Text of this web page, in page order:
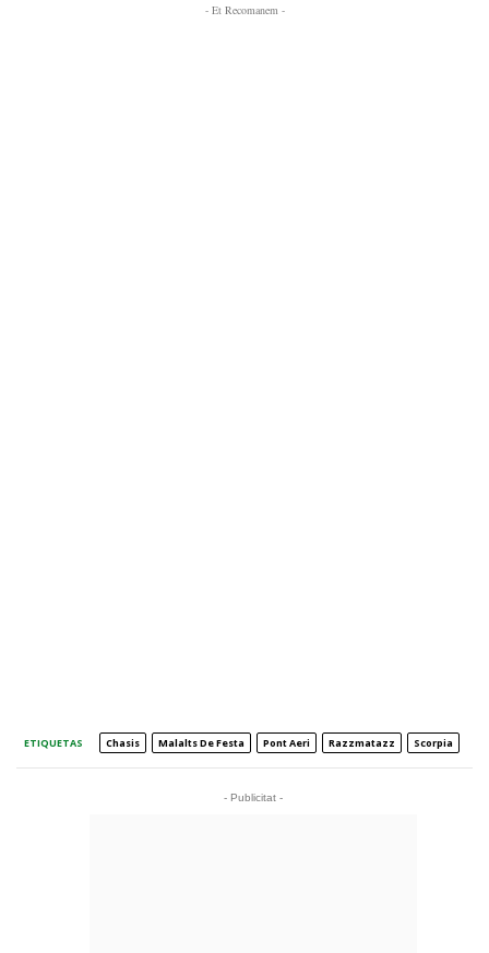
- Et Recomanem -
ETIQUETAS Chasis Malalts De Festa Pont Aeri Razzmatazz Scorpia
- Publicitat -